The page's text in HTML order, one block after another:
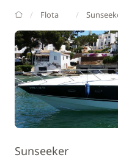
GlobeSailor
Flota
Sunseeker